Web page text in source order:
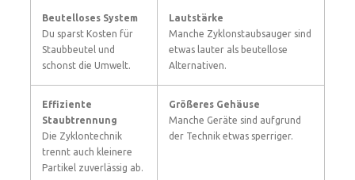
Beutelloses System
Du sparst Kosten für
Staubbeutel und
schonst die Umwelt.
Lautstärke
Manche Zyklonstaubsauger sind
etwas lauter als beutellose
Alternativen.
Effiziente
Staubtrennung
Die Zyklontechnik
trennt auch kleinere
Partikel zuverlässig ab.
Größeres Gehäuse
Manche Geräte sind aufgrund
der Technik etwas sperriger.